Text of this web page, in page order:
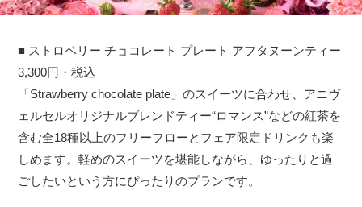
■ ストロベリー チョコレート プレート アフタヌーンティー
3,300円・税込
「Strawberry chocolate plate」のスイーツに合わせ、アニヴ
ェルセルオリジナルブレンドティー“ロマンス”などの紅茶を
含む全18種以上のフリーフローとフェア限定ドリンクも楽
しめます。軽めのスイーツを堪能しながら、ゆったりと過
ごしたいという方にぴったりのプランです。